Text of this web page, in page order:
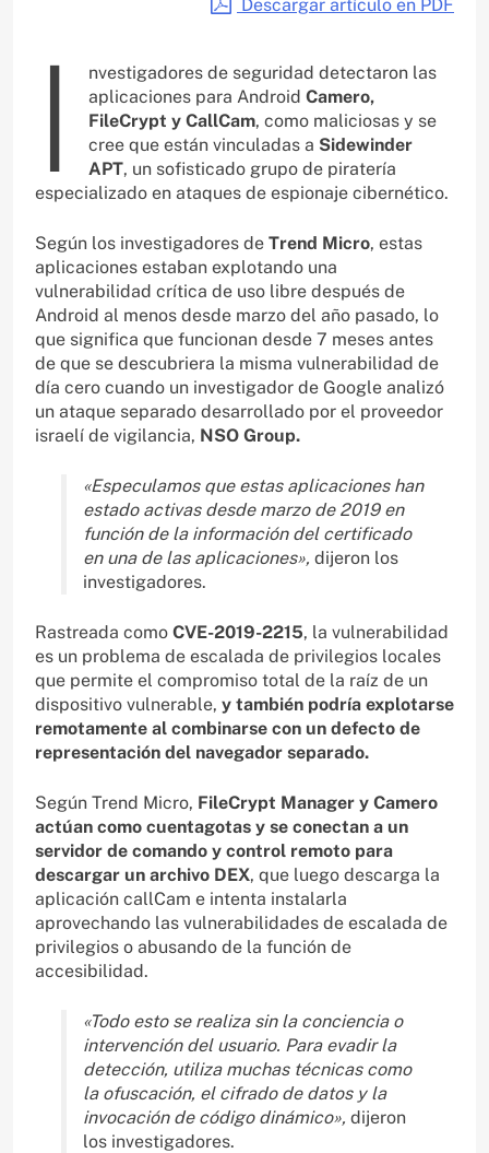
Descargar artículo en PDF
I
nvestigadores de seguridad detectaron las
aplicaciones para AndroidCamero,
FileCrypt y CallCam, como maliciosas y se
cree que están vinculadas a Sidewinder
APT, un sofisticado grupo de piratería
especializado en ataques de espionaje cibernético.
Según los investigadores de Trend Micro, estas
aplicaciones estaban explotando una
vulnerabilidad crítica de uso libre después de
Android al menos desde marzo del año pasado, lo
que significa que funcionan desde 7 meses antes
de que se descubriera la misma vulnerabilidad de
día cero cuando un investigador de Google analizó
un ataque separado desarrollado por el proveedor
israelí de vigilancia, NSO Group.
«Especulamos que estas aplicaciones han
estado activas desde marzo de 2019 en
función de la información del certificado
en una de las aplicaciones», dijeron los
investigadores.
Rastreada como CVE-2019-2215, la vulnerabilidad
es un problema de escalada de privilegios locales
que permite el compromiso total de la raíz de un
dispositivo vulnerable, y también podría explotarse
remotamente al combinarse con un defecto de
representación del navegador separado.
Según Trend Micro, FileCrypt Manager y Camero
actúan como cuentagotas y se conectan a un
servidor de comando y control remoto para
descargar un archivo DEX, que luego descarga la
aplicación callCam e intenta instalarla
aprovechando las vulnerabilidades de escalada de
privilegios o abusando de la función de
accesibilidad.
«Todo esto se realiza sin la conciencia o
intervención del usuario. Para evadir la
detección, utiliza muchas técnicas como
la ofuscación, el cifrado de datos y la
invocación de código dinámico», dijeron
los investigadores.